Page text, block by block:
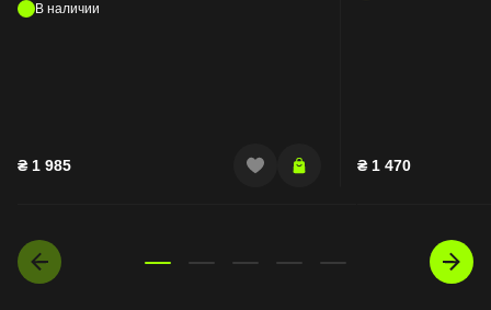
В наличии
₴ 1 985 ₴ 1 470